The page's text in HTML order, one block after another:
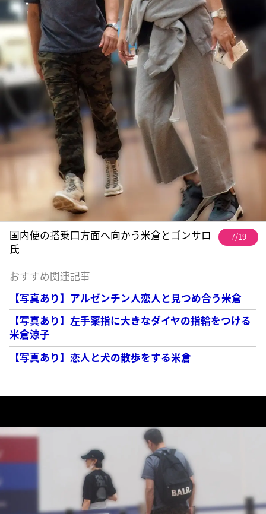
国内便の搭乗口方面へ向かう米倉とゴンサロ
氏
7/19
おすすめ関連記事
【写真あり】アルゼンチン人恋人と見つめ合う米倉
【写真あり】左手薬指に大きなダイヤの指輪をつける
米倉涼子
【写真あり】恋人と犬の散歩をする米倉